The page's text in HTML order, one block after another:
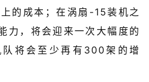
的成本；在涡扇-15装机之
力，将会迎来一次大幅度的
将会至少再有300架的增